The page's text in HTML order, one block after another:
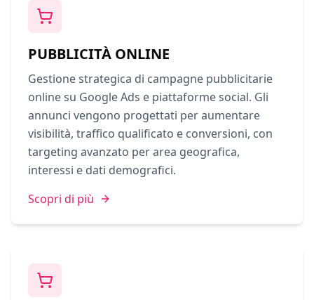
PUBBLICITÀ ONLINE
Gestione strategica di campagne pubblicitarie
online su Google Ads e piattaforme social. Gli
annunci vengono progettati per aumentare
visibilità, traffico qualificato e conversioni, con
targeting avanzato per area geografica,
interessi e dati demografici.
Scopri di più